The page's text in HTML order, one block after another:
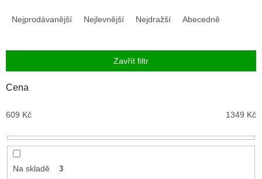
í
p
d
u
k
Nejprodávanější Nejlevnější Nejdražší Abecedně
Zavřít filtr
Cena
609 Kč 1349 Kč
Na skladě 3